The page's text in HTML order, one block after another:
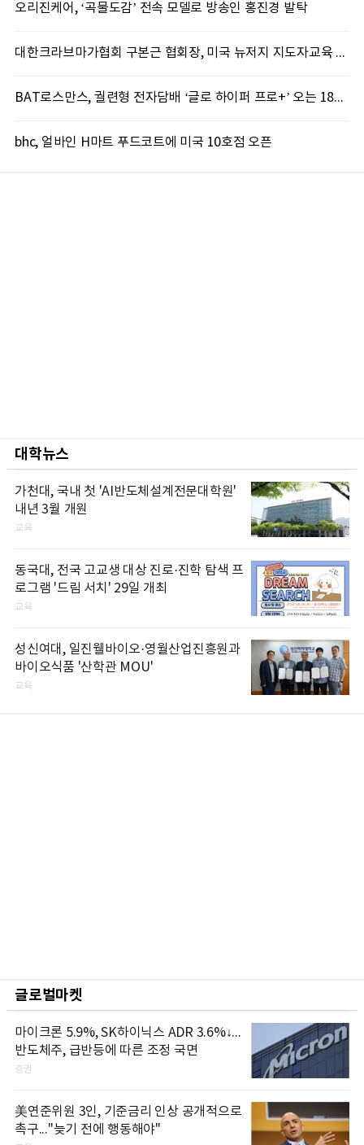
오리진케어, ‘곡물도감’ 전속 모델로 방송인 홍진경 발탁
대한크라브마가협회 구본근 협회장, 미국 뉴저지 지도자교육 실시
BAT로스만스, 궐련형 전자담배 ‘글로 하이퍼 프로+’ 오는 18일 출시
bhc, 얼바인 H마트 푸드코트에 미국 10호점 오픈
대학뉴스
가천대, 국내 첫 'AI반도체설계전문대학원'
내년 3월 개원
교육
동국대, 전국 고교생 대상 진로·진학 탐색 프
로그램 '드림 서치' 29일 개최
교육
성신여대, 일진웰바이오·영월산업진흥원과
바이오식품 '산학관 MOU'
교육
글로벌마켓
마이크론 5.9%, SK하이닉스 ADR 3.6%↓...
반도체주, 급반등에 따른 조정 국면
증권
美연준위원 3인, 기준금리 인상 공개적으로
촉구..."늦기 전에 행동해야"